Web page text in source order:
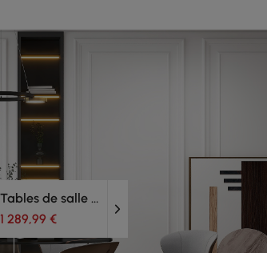
Tables de salle à manger
1 289,99 €